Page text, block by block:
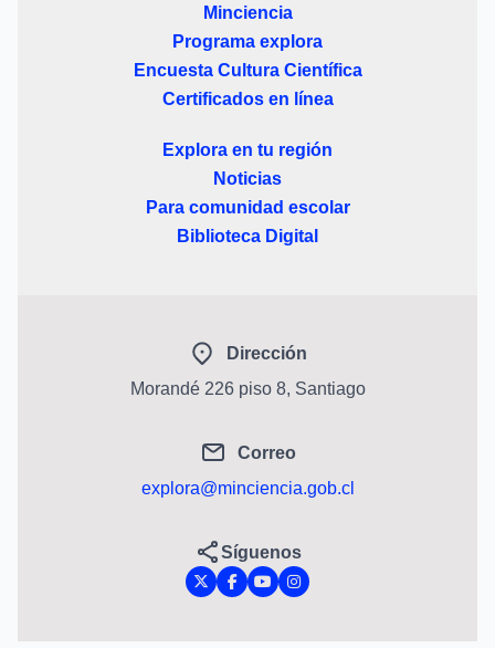
Minciencia
Programa explora
Encuesta Cultura Científica
Certificados en línea
Explora en tu región
Noticias
Para comunidad escolar
Biblioteca Digital
Dirección
Morandé 226 piso 8, Santiago
Correo
explora@minciencia.gob.cl
Síguenos